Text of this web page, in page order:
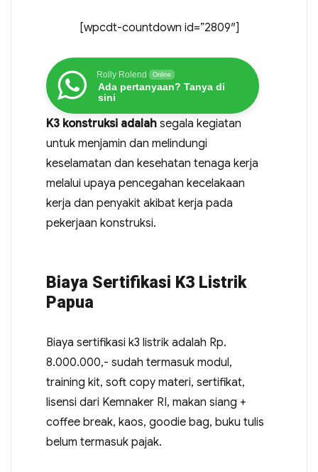
[wpcdt-countdown id=”2809″]
Rolly Rolend Online
Ada pertanyaan? Tanya di
sini
K3 konstruksi adalahsegala kegiatan
untuk menjamin dan melindungi
keselamatan dan kesehatan tenaga kerja
melalui upaya pencegahan kecelakaan
kerja dan penyakit akibat kerja pada
pekerjaan konstruksi.
Biaya Sertifikasi K3 Listrik
Papua
Biaya sertifikasi k3 listrik adalah Rp.
8.000.000,- sudah termasuk modul,
training kit, soft copy materi, sertifikat,
lisensi dari Kemnaker RI, makan siang +
coffee break, kaos, goodie bag, buku tulis
belum termasuk pajak.